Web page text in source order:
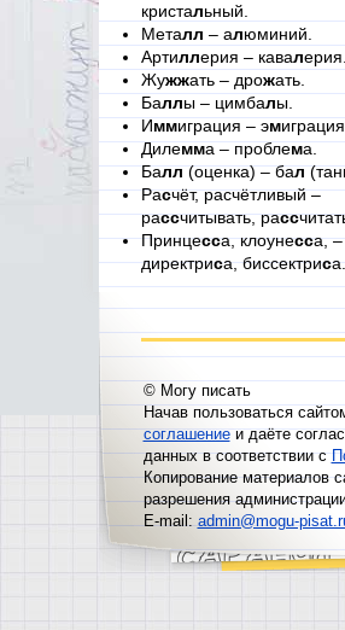
кристальный.
Металл – алюминий.
Артиллерия – кавалерия.
Жужжать – дрожать.
Баллы – цимбалы.
Иммиграция – эмиграция.
Дилемма – проблема.
Балл(оценка) – бал
Расчёт, расчётливый –
рассчитывать, расс
Принцесса, клоунесса, –
директриса, биссектриса.
© Могу писать
Начав пользоваться
соглашениеи даёте
данных в соответствии с
Копирование материалов
разрешения
E-mail:admin@mogu-